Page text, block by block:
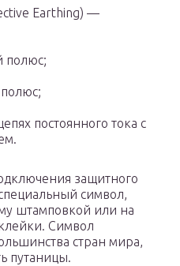
Earthing) —
полюс;
постоянного тока с
защитного
символ,
штамповкой или на
Символ
стран мира,
путаницы.